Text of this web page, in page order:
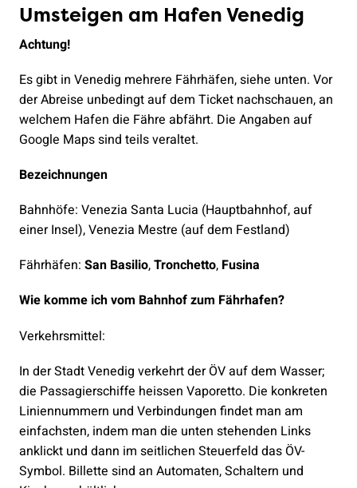
Umsteigen am Hafen Venedig
Achtung!
Es gibt in Venedig mehrere Fährhäfen, siehe unten. Vor
der Abreise unbedingt auf dem Ticket nachschauen, an
welchem Hafen die Fähre abfährt. Die Angaben auf
Google Maps sind teils veraltet.
Bezeichnungen
Bahnhöfe: Venezia Santa Lucia (Hauptbahnhof, auf
einer Insel), Venezia Mestre (auf dem Festland)
Fährhäfen: San Basilio,Tronchetto, Fusina
Wie komme ich vom Bahnhof zum Fährhafen?
Verkehrsmittel:
In der Stadt Venedig verkehrt der ÖV auf dem Wasser;
die Passagierschiffe heissen Vaporetto. Die konkreten
Liniennummern und Verbindungen findet man am
einfachsten, indem man die unten stehenden Links
anklickt und dann im seitlichen Steuerfeld das ÖV-
Symbol. Billette sind an Automaten, Schaltern und